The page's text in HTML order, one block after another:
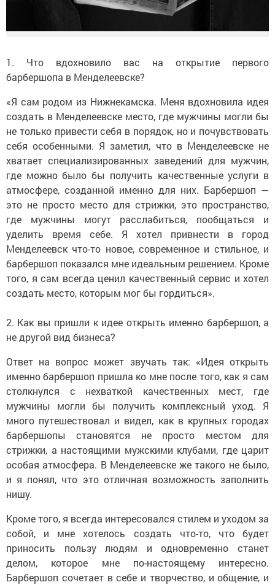
1. Что вдохновило вас на открытие первого
барбершопа в Менделеевске?
«Я сам родом из Нижнекамска. Меня вдохновила идея
создать в Менделеевске место, где мужчины могли бы
не только привести себя в порядок, но и почувствовать
себя особенными. Я заметил, что в Менделеевске не
хватает специализированных заведений для мужчин,
где можно было бы получить качественные услуги в
атмосфере, созданной именно для них. Барбершоп —
это не просто место для стрижки, это пространство,
где мужчины могут расслабиться, пообщаться и
уделить время себе. Я хотел привнести в город
Менделеевск что-то новое, современное и стильное, и
барбершоп показался мне идеальным решением. Кроме
того, я сам всегда ценил качественный сервис и хотел
создать место, которым мог бы гордиться».
2. Как вы пришли к идее открыть именно барбершоп, а
не другой вид бизнеса?
Ответ на вопрос может звучать так: «Идея открыть
именно барбершоп пришла ко мне после того, как я сам
столкнулся с нехваткой качественных мест, где
мужчины могли бы получить комплексный уход. Я
много путешествовал и видел, как в крупных городах
барбершопы становятся не просто местом для
стрижки, а настоящими мужскими клубами, где царит
особая атмосфера. В Менделеевске же такого не было,
и я понял, что это отличная возможность заполнить
нишу.
Кроме того, я всегда интересовался стилем и уходом за
собой, и мне хотелось создать что-то, что будет
приносить пользу людям и одновременно станет
делом, которое мне по-настоящему интересно.
Барбершоп сочетает в себе и творчество, и общение, и